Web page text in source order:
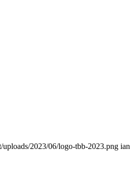
2023/06/logo-tbb-2023.png ian